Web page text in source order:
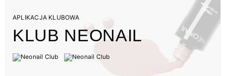
APLIKACJA KLUBOWA
KLUB NEONAIL